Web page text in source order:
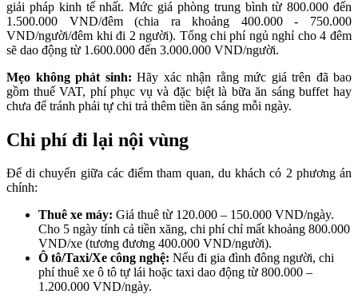
giải pháp kinh tế nhất. Mức giá phòng trung bình từ 800.000 đến
1.500.000 VND/đêm (chia ra khoảng 400.000 - 750.000
VND/người/đêm khi đi 2 người). Tổng chi phí ngủ nghỉ cho 4 đêm
sẽ dao động từ 1.600.000 đến 3.000.000 VND/người.
Mẹo không phát sinh: Hãy xác nhận rằng mức giá trên đã bao
gồm thuế VAT, phí phục vụ và đặc biệt là bữa ăn sáng buffet hay
chưa để tránh phải tự chi trả thêm tiền ăn sáng mỗi ngày.
Chi phí đi lại nội vùng
Để di chuyển giữa các điểm tham quan, du khách có 2 phương án
chính:
Thuê xe máy: Giá thuê từ 120.000 – 150.000 VND/ngày.
Cho 5 ngày tính cả tiền xăng, chi phí chỉ mất khoảng 800.000
VND/xe (tương đương 400.000 VND/người).
Ô tô/Taxi/Xe công nghệ: Nếu đi gia đình đông người, chi
phí thuê xe ô tô tự lái hoặc taxi dao động từ 800.000 –
1.200.000 VND/ngày.